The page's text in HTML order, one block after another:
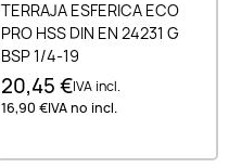
TERRAJA ESFERICA ECO
PRO HSS DIN EN 24231 G
BSP 1/4-19
20,45 €IVA incl.
16,90 €IVA no incl.